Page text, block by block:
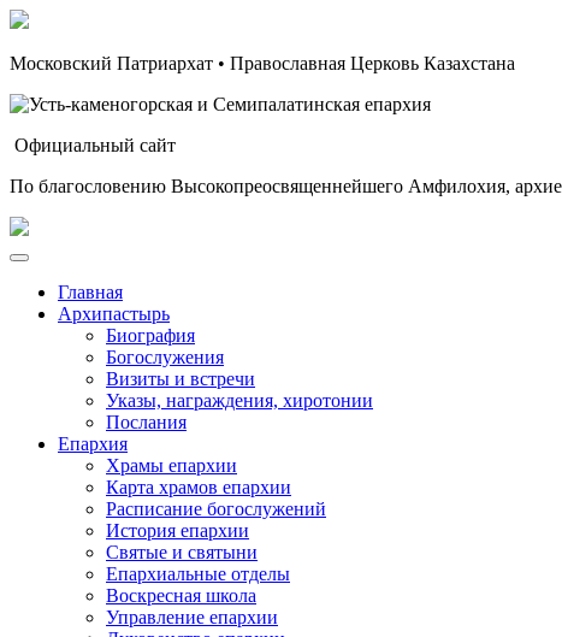
Московский Патриархат • Православная Церковь Казахстана
Официальный сайт
По благословению Высокопреосвященнейшего Амфилохия,
Главная
Архипастырь
Биография
Богослужения
Визиты и встречи
Указы, награждения, хиротонии
Послания
Епархия
Храмы епархии
Карта храмов епархии
Расписание богослужений
История епархии
Святые и святыни
Епархиальные отделы
Воскресная школа
Управление епархии